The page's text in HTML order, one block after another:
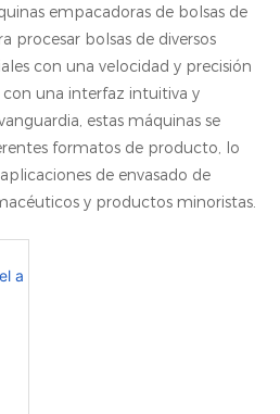
empacadoras de bolsas de
procesar bolsas de diversos
con una velocidad y precisión
con una interfaz intuitiva y
estas máquinas se
formatos de producto, lo
de envasado de
y productos minoristas.